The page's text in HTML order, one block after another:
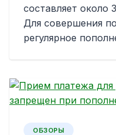
составляет около
Для совершения
регулярное
ОБЗОРЫ